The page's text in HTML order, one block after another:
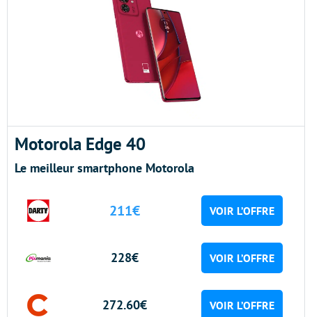
Motorola Edge 40
Le meilleur smartphone Motorola
211€ VOIR L’OFFRE
228€ VOIR L’OFFRE
272.60€ VOIR L’OFFRE